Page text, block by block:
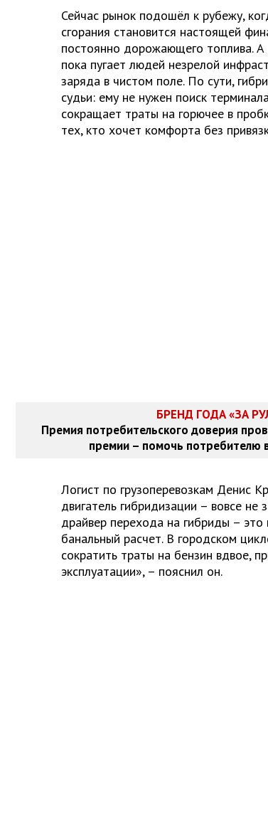
Сейчас рынок подошёл к рубежу,
сгорания становится настоящей
постоянно дорожающего топлива.
пока пугает людей незрелой
заряда в чистом поле. По сути,
судьи: ему не нужен поиск
сокращает траты на горючее в
тех, кто хочет комфорта без
БРЕНД ГОДА «ЗА
Премия потребительского доверия
премии – помочь потребителю
Логист по грузоперевозкам Денис
двигатель гибридизации – вовсе не
драйвер перехода на гибриды – это
банальный расчет. В городском
сократить траты на бензин вдвое,
эксплуатации», – пояснил он.